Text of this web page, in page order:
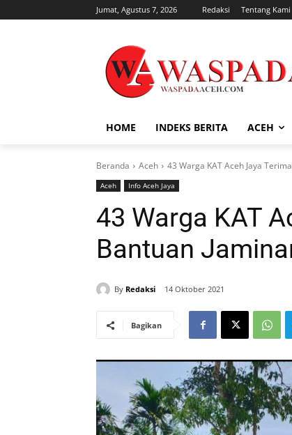
Jumat, Agustus 7, 2026 Redaksi Tentang Kami
HOME INDEKS BERITA ACEH
Beranda Aceh 43 Warga KAT Aceh Jaya
Aceh Info Aceh Jaya
43 Warga KAT
Bantuan
By Redaksi 14 Oktober 2021
Bagikan